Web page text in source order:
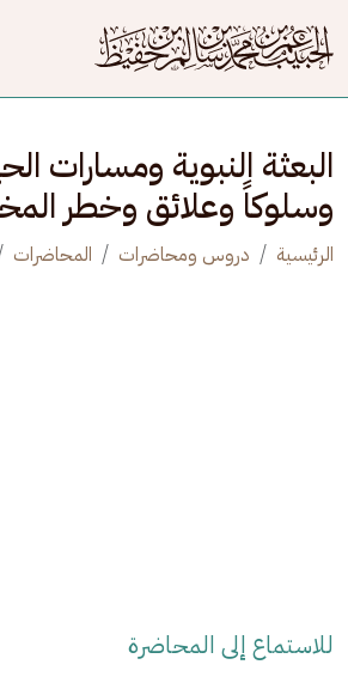
البعثة النبوية ومسارات
وسلوكاً وعلائق وخطر
الرئيسية دروس ومحاضرات المحاضرات
للاستماع إلى المحاضرة